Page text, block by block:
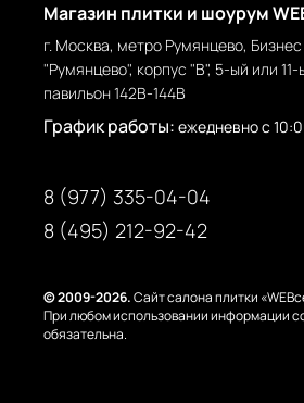
Магазин плитки и шоурум
г. Москва, метро Румянцево,
"Румянцево", корпус "В", 5-ый или 11-
павильон 142В-144В
График работы: ежедневно с
8 (977) 335-04-04
8 (495) 212-92-42
© 2009-2026.Сайт салона плитки
При любом использовании информации
обязательна.